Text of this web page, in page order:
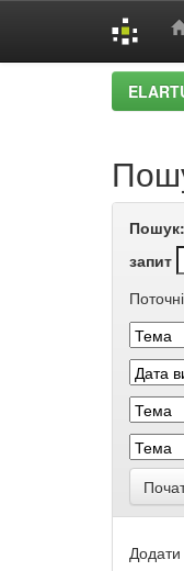
Пошук:
запит
Додати